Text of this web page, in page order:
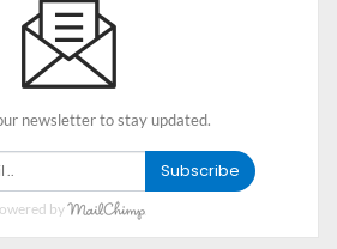
Energi dengan
yang
ya Polytron
newsletter to stay updated.
Subscribe
by